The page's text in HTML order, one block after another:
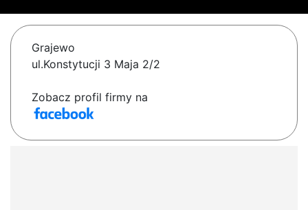
Grajewo
ul.Konstytucji 3 Maja 2/2
Zobacz profil firmy na